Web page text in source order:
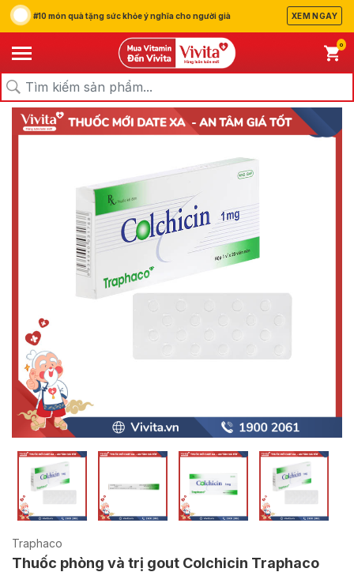
#10 món quà tặng sức khỏe ý nghĩa cho người già XEM NGAY
0
Trang chủ/Sản Phẩm/Thuốc
Traphaco
Thuốc phòng và trị gout Colchicin Traphaco